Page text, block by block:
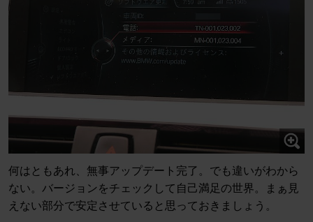
何はともあれ、無事アップデート完了。でも違いがわから
ない。バージョンをチェックして自己満足の世界。まぁ見
えない部分で安定させていると思っておきましょう。